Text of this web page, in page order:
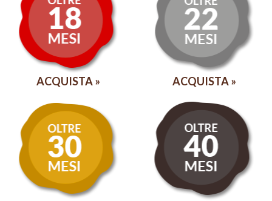
ACQUISTA ACQUISTA